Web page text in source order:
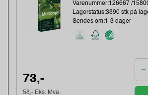
Varenummer:126667 /
Lagerstatus:3890 stk på
Sendes om:1-3 dager
73,-
58,- Eks. Mva.